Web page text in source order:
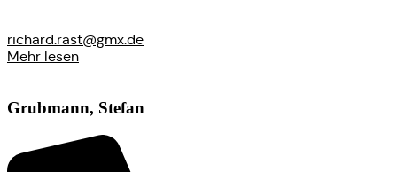
richard.rast@gmx.de
Mehr lesen
Grubmann, Stefan